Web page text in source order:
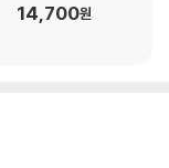
14,700원